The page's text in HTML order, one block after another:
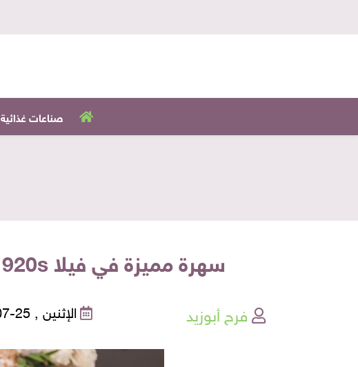
صناعات غذائية
سهرة مميزة في فيلا 1920s بديكور كلاسيكي وأجواء نوستالجيا في مصر الجديدة
فرح أبوزيد الإثنين , 25-07-2022